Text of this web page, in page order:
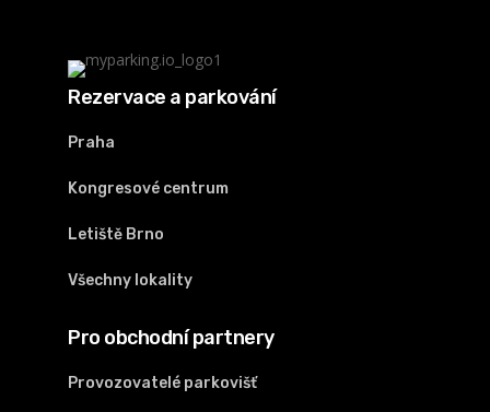
Rezervace a parkování
Praha
Kongresové centrum
Letiště Brno
Všechny lokality
Pro obchodní partnery
Provozovatelé parkovišť